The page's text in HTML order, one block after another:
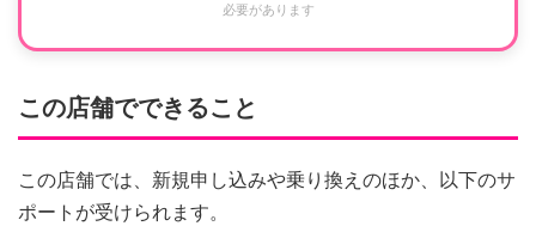
必要があります
この店舗でできること
この店舗では、新規申し込みや乗り換えのほか、以下のサ
ポートが受けられます。